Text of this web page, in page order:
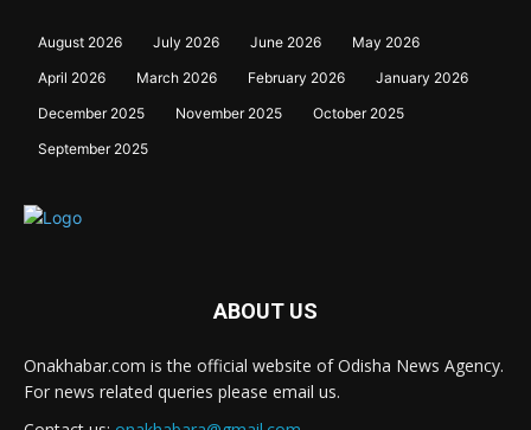
August 2026 July 2026 June 2026
May 2026
April 2026
March 2026 February 2026
January 2026
December 2025
November 2025
October 2025
September 2025
ABOUT US
Onakhabar.com is the official website of Odisha News Agency.
For news related queries please email us.